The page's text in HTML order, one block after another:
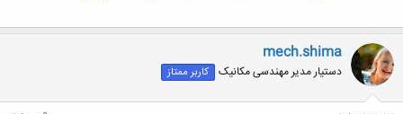
mech.shima
دستیار مدیر مهندسی مکانیک کاربر ممتاز